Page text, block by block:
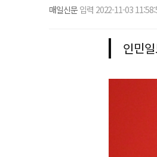
매일신문 입력 2022-11-03
인민